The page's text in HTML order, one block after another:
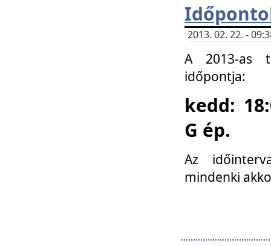
2013. 02. 22. -
A 2013-as
időpontja:
kedd:
G ép.
Az
mindenki